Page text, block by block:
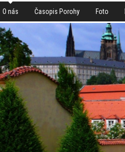
O nás Časopis Porohy Foto